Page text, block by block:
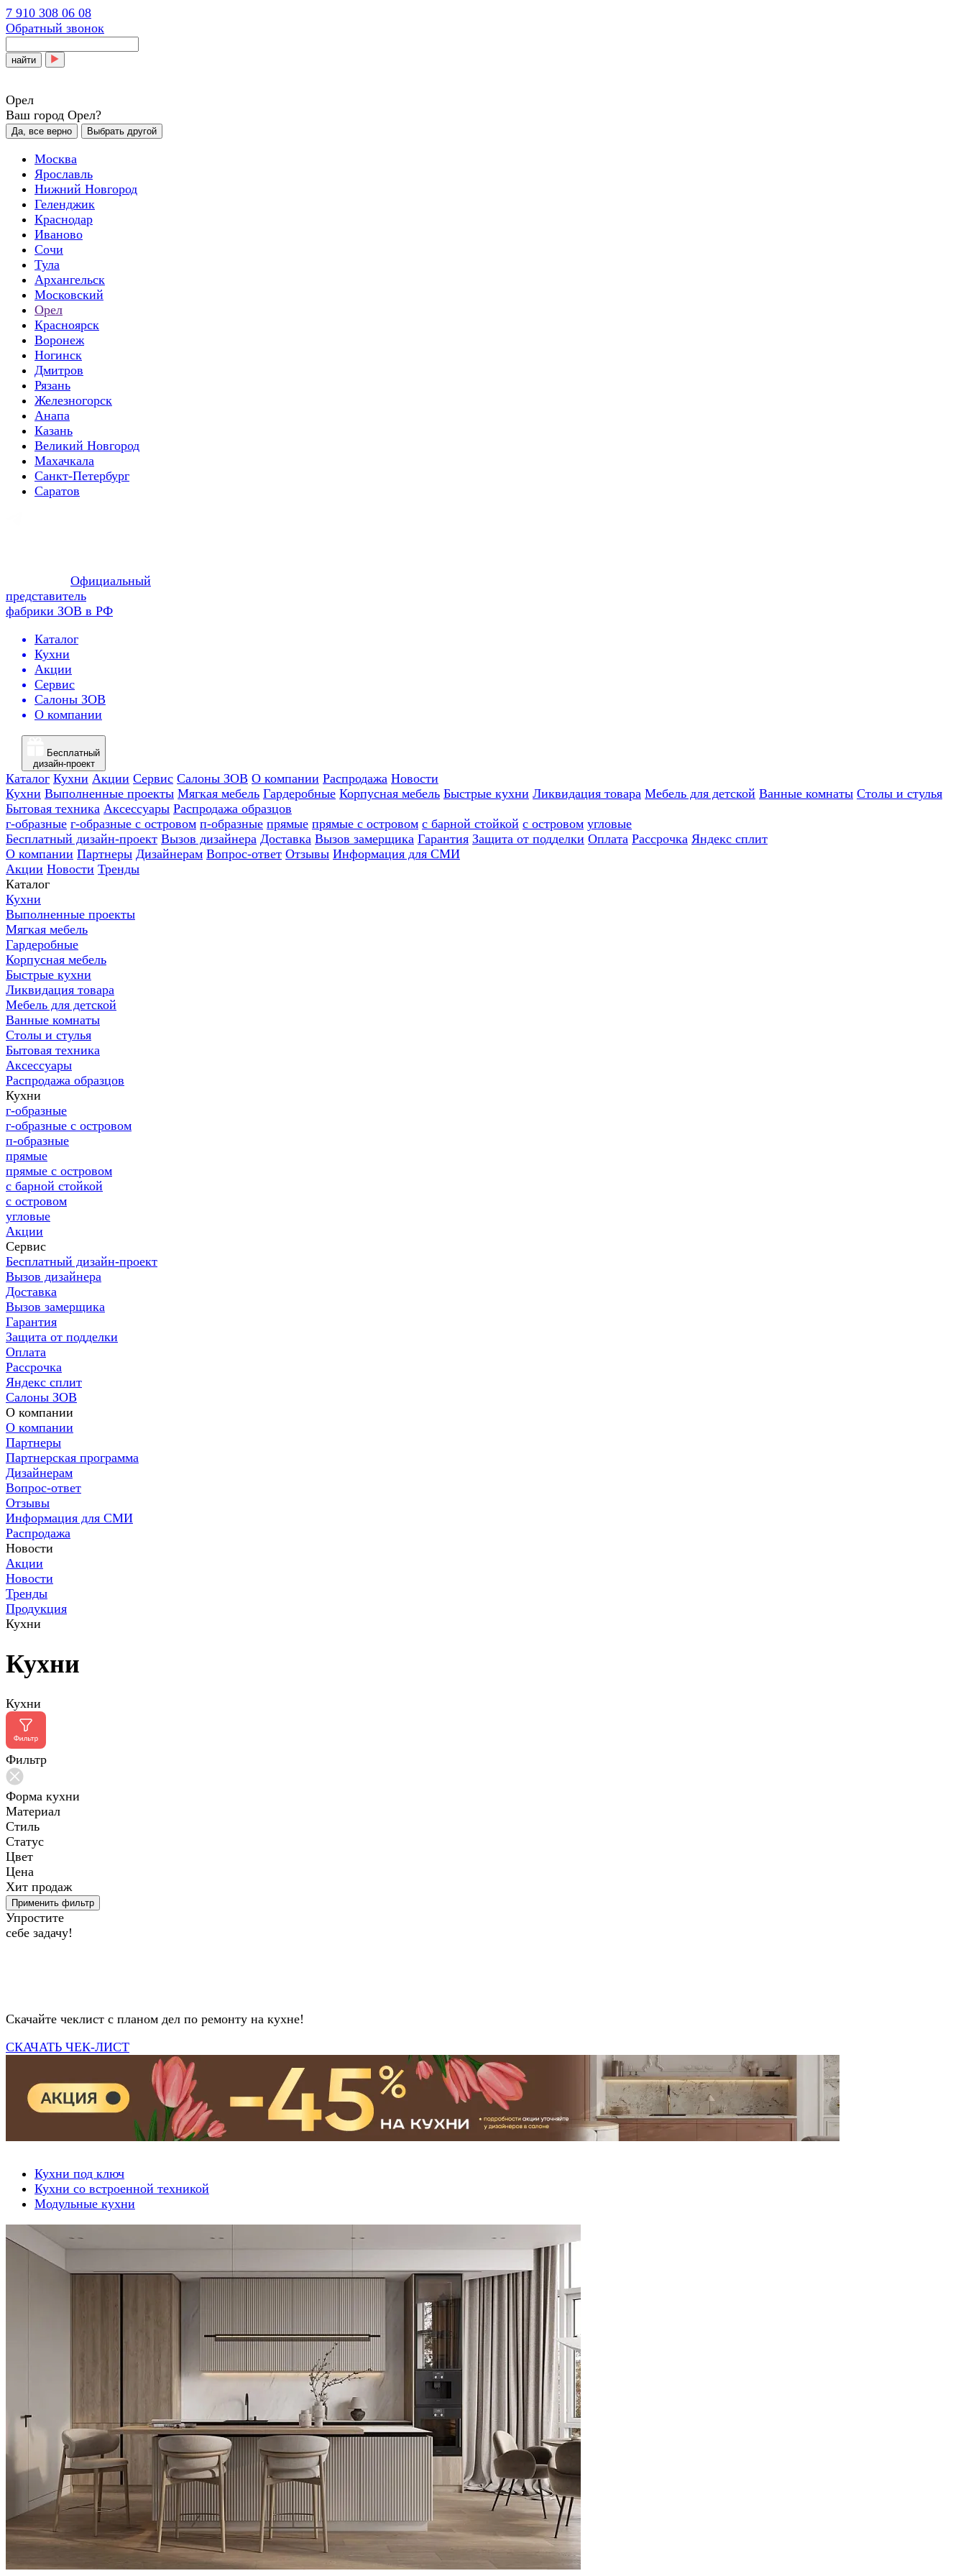
7 910 308 06 08
Обратный звонок
найти
Орел
Ваш город Орел?
Да, все верно Выбрать другой
Москва
Ярославль
Нижний Новгород
Геленджик
Краснодар
Иваново
Сочи
Тула
Архангельск
Московский
Орел
Красноярск
Воронеж
Ногинск
Дмитров
Рязань
Железногорск
Анапа
Казань
Великий Новгород
Махачкала
Санкт-Петербург
Саратов
Официальный
представитель
фабрики ЗОВ в РФ
Каталог
Кухни
Акции
Сервис
Салоны ЗОВ
О компании
Бесплатный
дизайн-проект
Каталог Кухни Акции Сервис Салоны ЗОВ О компании Распродажа Новости
Кухни Выполненные проекты Мягкая мебель Гардеробные Корпусная мебель Быстрые кухни Ликвидация товара Мебель для детской Ванные комнаты Столы и стулья
Бытовая техника Аксессуары Распродажа образцов
г-образные г-образные с островом п-образные прямые прямые с островом с барной стойкой с островом угловые
Бесплатный дизайн-проект Вызов дизайнера Доставка Вызов замерщика Гарантия Защита от подделки Оплата Рассрочка Яндекс сплит
О компании Партнеры Дизайнерам Вопрос-ответ Отзывы Информация для СМИ
Акции Новости Тренды
Каталог
Кухни
Выполненные проекты
Мягкая мебель
Гардеробные
Корпусная мебель
Быстрые кухни
Ликвидация товара
Мебель для детской
Ванные комнаты
Столы и стулья
Бытовая техника
Аксессуары
Распродажа образцов
Кухни
г-образные
г-образные с островом
п-образные
прямые
прямые с островом
с барной стойкой
с островом
угловые
Акции
Сервис
Бесплатный дизайн-проект
Вызов дизайнера
Доставка
Вызов замерщика
Гарантия
Защита от подделки
Оплата
Рассрочка
Яндекс сплит
Салоны ЗОВ
О компании
О компании
Партнеры
Партнерская программа
Дизайнерам
Вопрос-ответ
Отзывы
Информация для СМИ
Распродажа
Новости
Акции
Новости
Тренды
Продукция
Кухни
Кухни
Кухни
Фильтр
Форма кухни
Материал
Стиль
Статус
Цвет
Цена
Хит продаж
Применить фильтр
Упростите
себе задачу!
Скачайте чеклист с планом дел по ремонту на кухне!
СКАЧАТЬ ЧЕК-ЛИСТ
Кухни под ключ
Кухни со встроенной техникой
Модульные кухни